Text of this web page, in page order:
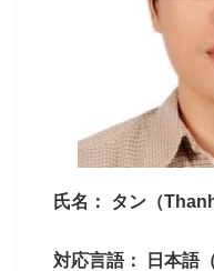
氏名： タン（Thanh
対応言語： 日本語